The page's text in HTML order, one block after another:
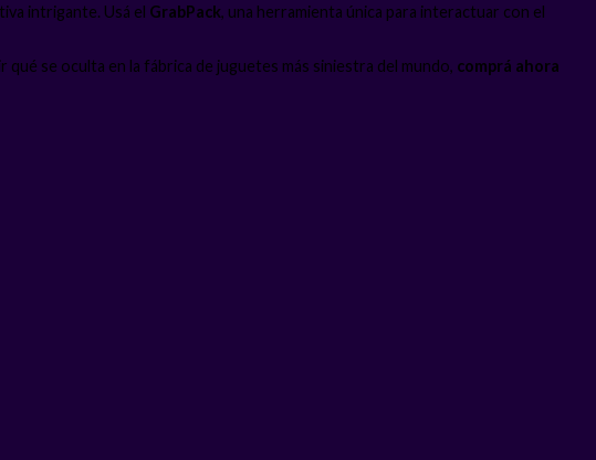
intrigante. Usá el GrabPack, una herramienta única para interactuar con el
qué se oculta en la fábrica de juguetes más siniestra del mundo, comprá ahora